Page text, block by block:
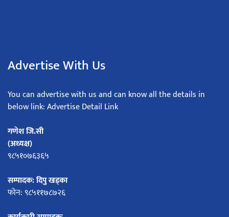
Advertise With Us
You can advertise with us and can know all the details in
below link: Advertise Detail Link
गणेश जि.सी
(अध्यक्ष)
९८५१०७६३६५
सम्पादक: दिपु खड्का
फोन: ९८५११७८७२६